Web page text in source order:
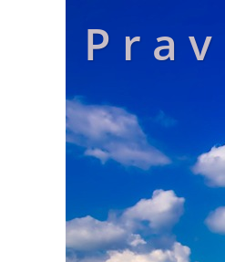
P r a